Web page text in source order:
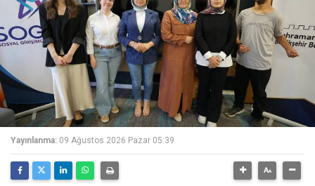
Yayınlanma: 09 Ağustos 2026 Pazar 05:39